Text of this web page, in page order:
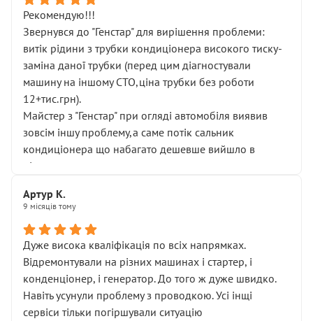
Рекомендую!!!
Звернувся до "Генстар" для вирішення проблеми:
витік рідини з трубки кондиціонера високого тиску-
заміна даної трубки (перед цим діагностували
машину на іншому СТО,ціна трубки без роботи
12+тис.грн).
Майстер з "Генстар" при огляді автомобіля виявив
зовсім іншу проблему,а саме потік сальник
кондиціонера що набагато дешевше вийшло в
підсумку.
Артур К.
9 місяців тому
Дуже висока кваліфікація по всіх напрямках.
Відремонтували на різних машинах і стартер, і
конденціонер, і генератор. До того ж дуже швидко.
Навіть усунули проблему з проводкою. Усі інщі
сервіси тільки погіршували ситуацію